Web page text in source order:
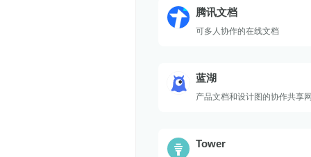
腾讯文档
可多人协作的在线文档
蓝湖
产品文档和设计图的协作共享
Tower